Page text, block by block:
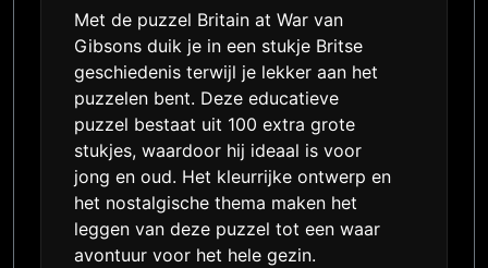
Met de puzzel Britain at War van
Gibsons duik je in een stukje Britse
geschiedenis terwijl je lekker aan het
puzzelen bent. Deze educatieve
puzzel bestaat uit 100 extra grote
stukjes, waardoor hij ideaal is voor
jong en oud. Het kleurrijke ontwerp en
het nostalgische thema maken het
leggen van deze puzzel tot een waar
avontuur voor het hele gezin.